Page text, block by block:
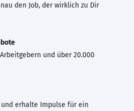
den Job, der wirklich zu Dir
und über 20.000
erhalte Impulse für ein